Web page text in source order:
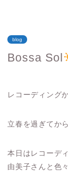
blog
Bossa Sol
レコーディング
立春を過ぎてか
本日はレコーデ
由美子さんと色